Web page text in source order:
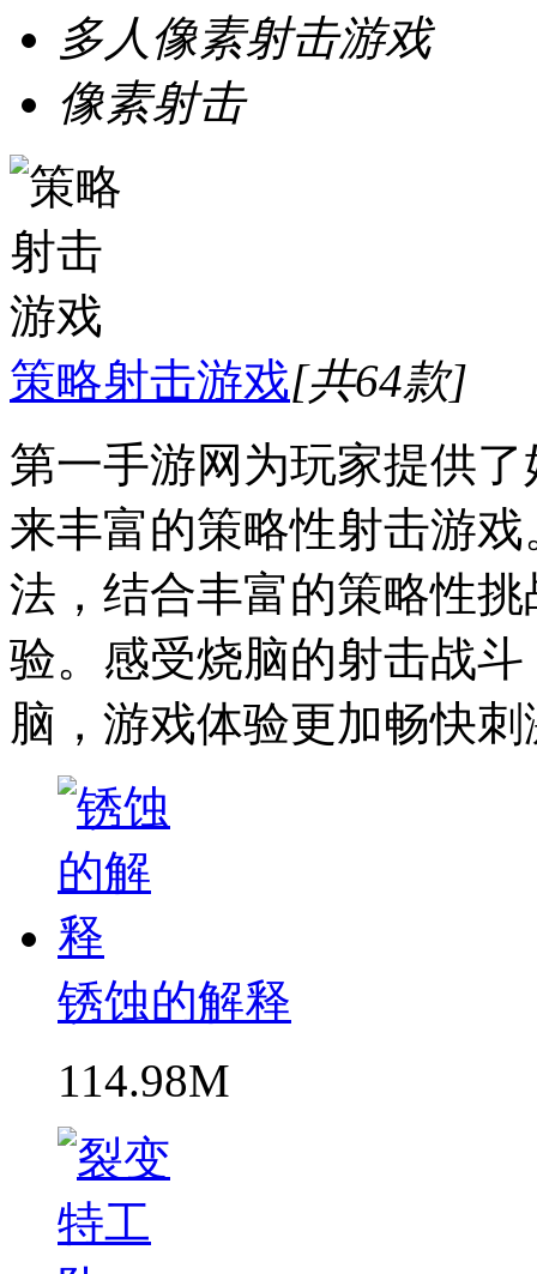
多人像素射击游戏
像素射击
策略射击游戏[共64款]
第一手游网为玩家提供
来丰富的策略性射击游
法，结合丰富的策略性
验。感受烧脑的射击战
脑，游戏体验更加畅快
锈蚀的解释
114.98M